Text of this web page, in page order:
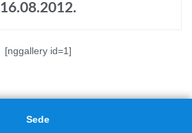
16.08.2012.
[nggallery id=1]
Sede